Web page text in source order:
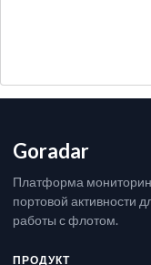
Goradar
Платформа
портовой активности
работы с флотом.
ПРОДУКТ